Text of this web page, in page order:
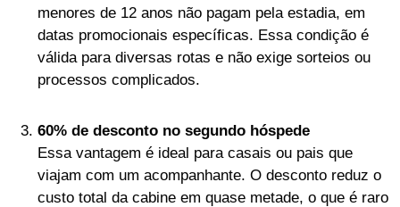
menores de 12 anos não pagam pela estadia, em
datas promocionais específicas. Essa condição é
válida para diversas rotas e não exige sorteios ou
processos complicados.
60% de desconto no segundo hóspede
Essa vantagem é ideal para casais ou pais que
viajam com um acompanhante. O desconto reduz o
custo total da cabine em quase metade, o que é raro